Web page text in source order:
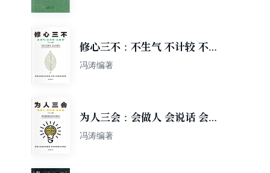
修心三不：不生气 不计较 不
抱怨
冯涛编著
为人三会：会做人 会说话 会
办事
冯涛编著